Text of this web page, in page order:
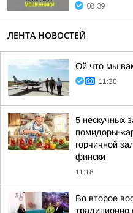
08:39
ЛЕНТА НОВОСТЕЙ
Ой что мы
11:30
5 нескучных
помидоры-
горчичной
фински
11:18
Во второе